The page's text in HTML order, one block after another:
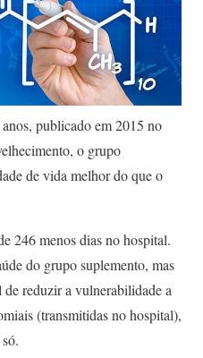
publicado em 2015 no
o grupo
de vida melhor do que o
246 menos dias no hospital.
do grupo suplemento, mas
reduzir a vulnerabilidade a
(transmitidas no hospital),